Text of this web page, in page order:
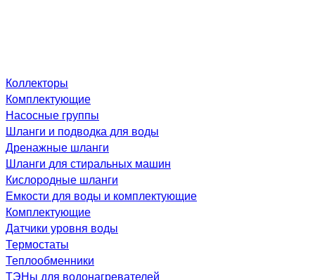
Коллекторы
Комплектующие
Насосные группы
Шланги и подводка для воды
Дренажные шланги
Шланги для стиральных машин
Кислородные шланги
Емкости для воды и комплектующие
Комплектующие
Датчики уровня воды
Термостаты
Теплообменники
ТЭНы для водонагревателей